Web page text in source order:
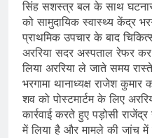
सिंह सशस्त्र बल के साथ
को सामुदायिक स्वास्थ्य केंद्र
प्राथमिक उपचार के बाद
अररिया सदर अस्पताल रेफर
लिया अररिया ले जाते समय रास्ते
भरगामा थानाध्यक्ष राजेश
शव को पोस्टमार्टम के लिए
कार्रवाई करते हुए पड़ोसी
में लिया है और मामले की जांच